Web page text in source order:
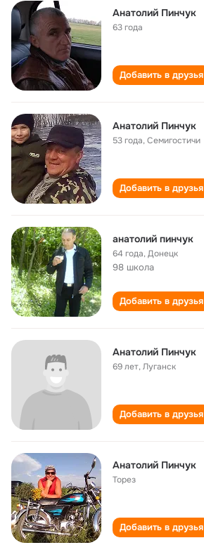
Анатолий Пинчук
63 года
Добавить в друзья
Анатолий Пинчук
53 года,Семигостичи
Добавить в друзья
анатолий пинчук
64 года,Донецк
98 школа
Добавить в друзья
Анатолий Пинчук
69 лет,Луганск
Добавить в друзья
Анатолий Пинчук
Торез
Добавить в друзья